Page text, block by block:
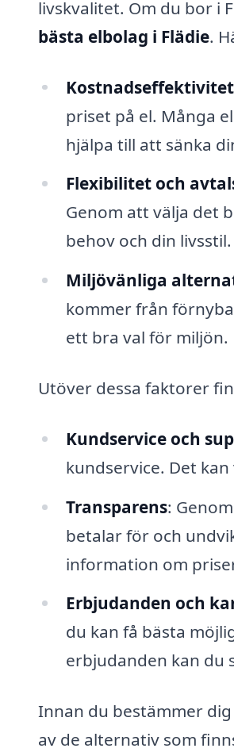
livskvalitet. Om du bor i
bästa elbolag i Flädie.
Kostnadseffektivitet
priset på el. Många
hjälpa till att sänka
Flexibilitet och
Genom att välja det
behov och din livsstil.
Miljövänliga
kommer från
ett bra val för miljön.
Utöver dessa faktorer
Kundservice och
kundservice. Det
Transparens:
betalar för och
information om
Erbjudanden och
du kan få bästa
erbjudanden kan du
Innan du bestämmer
av de alternativ som